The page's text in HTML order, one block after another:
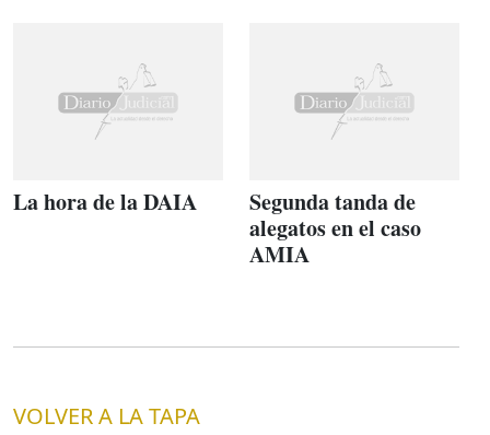
La hora de la DAIA
Segunda tanda de
alegatos en el caso
AMIA
VOLVER A LA TAPA